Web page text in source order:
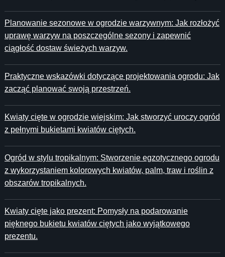
Planowanie sezonowe w ogrodzie warzywnym: Jak rozłożyć
uprawę warzyw na poszczególne sezony i zapewnić
ciągłość dostaw świeżych warzyw.
Praktyczne wskazówki dotyczące projektowania ogrodu: Jak
zacząć planować swoją przestrzeń.
Kwiaty cięte w ogrodzie wiejskim: Jak stworzyć uroczy ogród
z pełnymi bukietami kwiatów ciętych.
Ogród w stylu tropikalnym: Stworzenie egzotycznego ogrodu
z wykorzystaniem kolorowych kwiatów, palm, traw i roślin z
obszarów tropikalnych.
Kwiaty cięte jako prezent: Pomysły na podarowanie
pięknego bukietu kwiatów ciętych jako wyjątkowego
prezentu.